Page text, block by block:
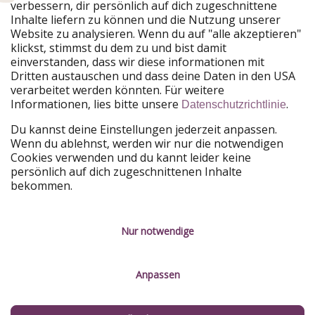
Unsere Märkte
PiratinViaggio
HolidayPirates
VakantiePiraten
WakacyjniPiraci
VoyagesPirates
Ferienpiraten
Urlaubspiraten
ViajerosPiratas
TravelPirates
HolidayPirates Group
Lerne uns kennen
Über uns
Nachhaltigkeit
Rechtliches
Kontakt
Service-Kontrolle
verbessern, dir persönlich auf dich zugeschnittene
Inhalte liefern zu können und die Nutzung unserer
Website zu analysieren. Wenn du auf "alle akzeptieren"
klickst, stimmst du dem zu und bist damit
einverstanden, dass wir diese informationen mit
Dritten austauschen und dass deine Daten in den USA
verarbeitet werden könnten. Für weitere
Informationen, lies bitte unsere Datenschutzrichtlinie.
Du kannst deine Einstellungen jederzeit anpassen.
Wenn du ablehnst, werden wir nur die notwendigen
Cookies verwenden und du kannt leider keine
persönlich auf dich zugeschnittenen Inhalte
bekommen.
Nur notwendige
Anpassen